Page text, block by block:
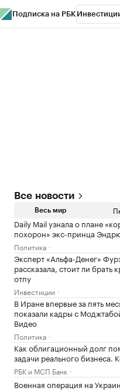
Подписка на РБК
Все новости
Весь мир
Daily Mail узнала о плане
похорон» экс-принца
Политика
Эксперт «Альфа-Денег»
рассказала, стоит ли брать
отпу
Инвестиции
В Иране впервые за пять
показали кадры с
Видео
Политика
Как облигационный долг
задачи реального бизнеса.
РБК и МСП Банк
Военная операция на